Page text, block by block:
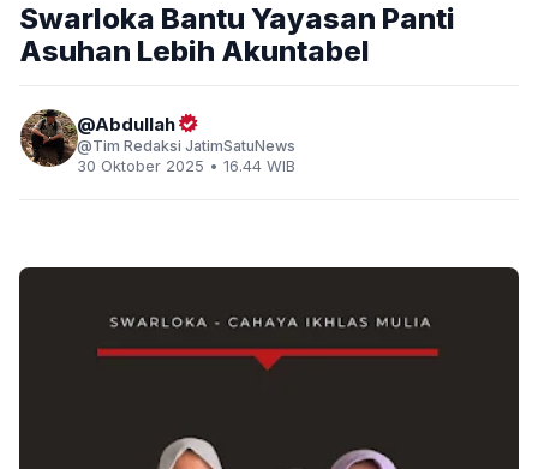
Swarloka Bantu Yayasan Panti
Asuhan Lebih Akuntabel
Abdullah
Tim Redaksi JatimSatuNews
30 Oktober 2025 • 16.44 WIB